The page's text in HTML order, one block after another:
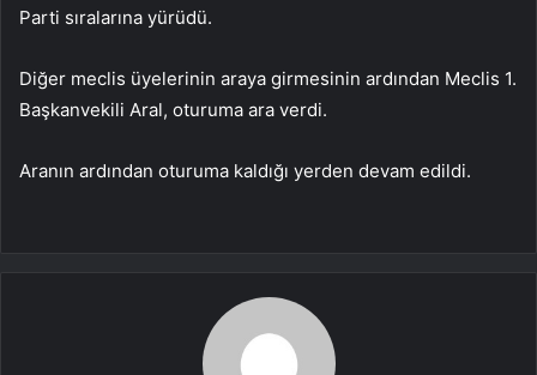
Parti sıralarına yürüdü.
Diğer meclis üyelerinin araya girmesinin ardından Meclis 1.
Başkanvekili Aral, oturuma ara verdi.
Aranın ardından oturuma kaldığı yerden devam edildi.